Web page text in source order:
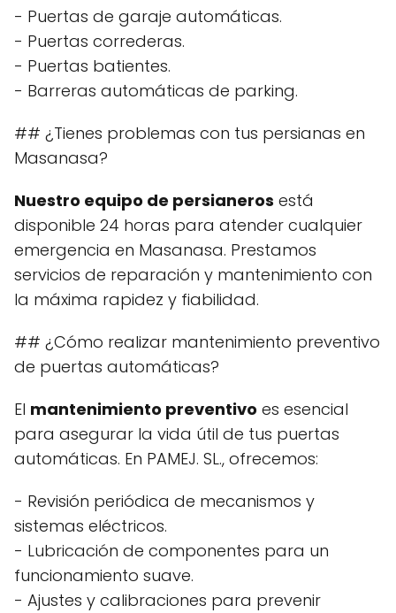
- Puertas de garaje automáticas.
- Puertas correderas.
- Puertas batientes.
- Barreras automáticas de parking.
## ¿Tienes problemas con tus persianas en
Masanasa?
Nuestro equipo de persianeros está
disponible 24 horas para atender cualquier
emergencia en Masanasa. Prestamos
servicios de reparación y mantenimiento con
la máxima rapidez y fiabilidad.
## ¿Cómo realizar mantenimiento preventivo
de puertas automáticas?
El mantenimiento preventivo es esencial
para asegurar la vida útil de tus puertas
automáticas. En PAMEJ. SL., ofrecemos:
- Revisión periódica de mecanismos y
sistemas eléctricos.
- Lubricación de componentes para un
funcionamiento suave.
- Ajustes y calibraciones para prevenir